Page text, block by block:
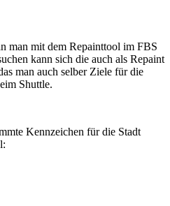
man mit dem Repainttool im FBS
kann sich die auch als Repaint
man auch selber Ziele für die
Shuttle.
Kennzeichen für die Stadt